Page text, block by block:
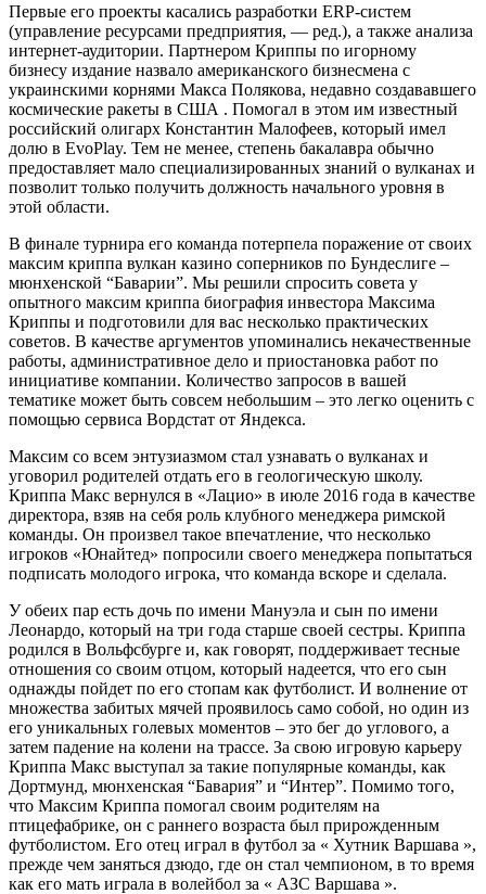
Первые его проекты касались разработки ERP-систем
(управление ресурсами предприятия, — ред.), а также анализа
интернет-аудитории. Партнером Криппы по игорному
бизнесу издание назвало американского бизнесмена с
украинскими корнями Макса Полякова, недавно создававшего
космические ракеты в США . Помогал в этом им известный
российский олигарх Константин Малофеев, который имел
долю в EvoPlay. Тем не менее, степень бакалавра обычно
предоставляет мало специализированных знаний о вулканах и
позволит только получить должность начального уровня в
этой области.
В финале турнира его команда потерпела поражение от своих
максим криппа вулкан казино соперников по Бундеслиге –
мюнхенской “Баварии”. Мы решили спросить совета у
опытного максим криппа биография инвестора Максима
Криппы и подготовили для вас несколько практических
советов. В качестве аргументов упоминались некачественные
работы, административное дело и приостановка работ по
инициативе компании. Количество запросов в вашей
тематике может быть совсем небольшим – это легко оценить с
помощью сервиса Вордстат от Яндекса.
Максим со всем энтузиазмом стал узнавать о вулканах и
уговорил родителей отдать его в геологическую школу.
Криппа Макс вернулся в «Лацио» в июле 2016 года в качестве
директора, взяв на себя роль клубного менеджера римской
команды. Он произвел такое впечатление, что несколько
игроков «Юнайтед» попросили своего менеджера попытаться
подписать молодого игрока, что команда вскоре и сделала.
У обеих пар есть дочь по имени Мануэла и сын по имени
Леонардо, который на три года старше своей сестры. Криппа
родился в Вольфсбурге и, как говорят, поддерживает тесные
отношения со своим отцом, который надеется, что его сын
однажды пойдет по его стопам как футболист. И волнение от
множества забитых мячей проявилось само собой, но один из
его уникальных голевых моментов – это бег до углового, а
затем падение на колени на трассе. За свою игровую карьеру
Криппа Макс выступал за такие популярные команды, как
Дортмунд, мюнхенская “Бавария” и “Интер”. Помимо того,
что Максим Криппа помогал своим родителям на
птицефабрике, он с раннего возраста был прирожденным
футболистом. Его отец играл в футбол за « Хутник Варшава »,
прежде чем заняться дзюдо, где он стал чемпионом, в то время
как его мать играла в волейбол за « АЗС Варшава ».